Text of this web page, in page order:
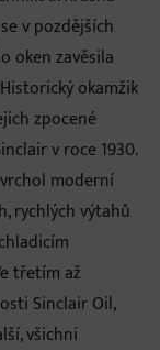
v pozdějších
oken zavěsila
okamžik
zpocené
v roce 1930.
moderní
rychlých výtahů
třetím až
Sinclair Oil,
všichni